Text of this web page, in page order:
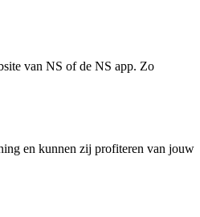
van NS of de NS app. Zo
en kunnen zij profiteren van jouw